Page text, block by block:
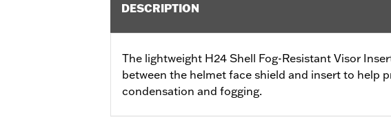
DESCRIPTION
The lightweight H24 Shell Fog-Resistant Visor
between the helmet face shield and insert to help
condensation and fogging.